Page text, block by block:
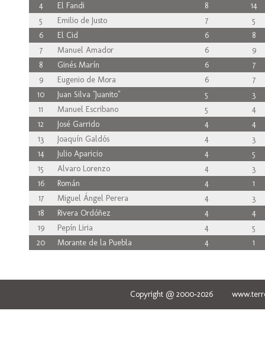
4
El Fandi 8
14
5
Emilio de Justo 7
5
6
El Cid 6
8
7
Manuel Amador 6
9
8
Ginés Marín 6
7
9
Eugenio de Mora 6
7
10
Juan Silva "Juanito" 5
3
11
Manuel Escribano 5
4
12
José Garrido 4
4
13
Joaquín Galdós 4
3
14
Julio Aparicio 4
5
15
Alvaro Lorenzo 4
3
16
Román 4
1
17
Miguel Ángel Perera 4
3
18
Rivera Ordóñez 4
4
19
Pepín Liria 4
5
20
Morante de la Puebla 4 1
Copyright @ 2000-2026